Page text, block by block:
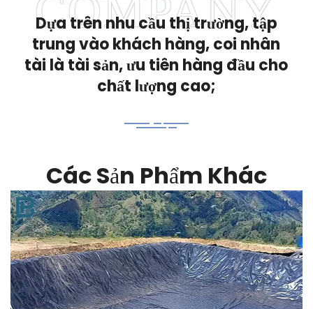
Dựa trên nhu cầu thị trường, tập
trung vào khách hàng, coi nhân
tài là tài sản, ưu tiên hàng đầu cho
chất lượng cao;
Các Sản Phẩm Khác